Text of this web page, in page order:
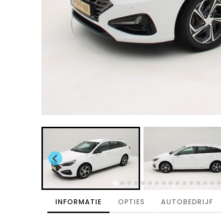
INFORMATIE OPTIES AUTOBEDRIJF